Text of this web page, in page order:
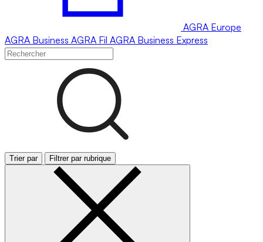
AGRA Europe
AGRA Business AGRA Fil AGRA Business Express
Trier par Filtrer par rubrique